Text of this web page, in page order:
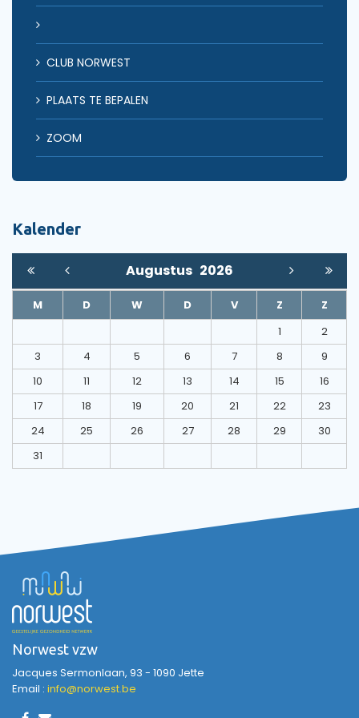
CLUB NORWEST
PLAATS TE BEPALEN
ZOOM
Kalender
Augustus 2026
M D W D V Z
Z
1
2
3
4 5 6 7 8
9
10
11 12 13 14 15
16
17
18 19 20 21 22
23
24
25 26 27 28 29
30
31
Norwest vzw
Jacques Sermonlaan, 93 - 1090 Jette
Email : info@norwest.be